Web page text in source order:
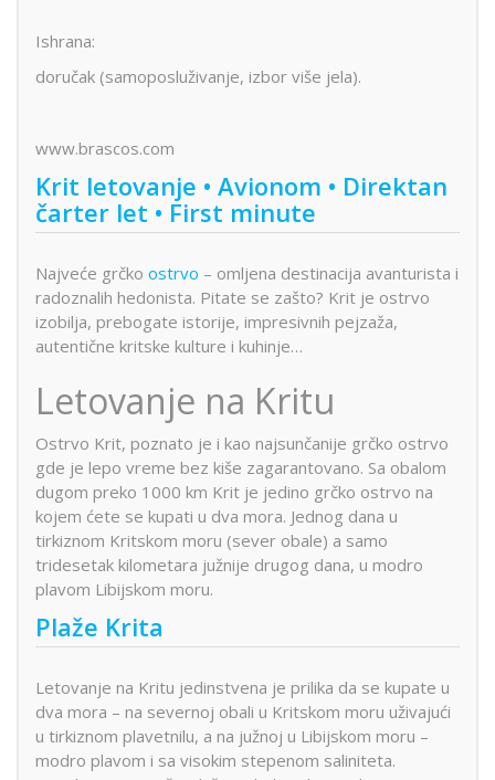
Ishrana:
doručak (samoposluživanje, izbor više jela).
www.brascos.com
Krit letovanje • Avionom • Direktan
čarter let • First minute
Najveće grčko ostrvo – omljena destinacija avanturista i
radoznalih hedonista. Pitate se zašto? Krit je ostrvo
izobilja, prebogate istorije, impresivnih pejzaža,
autentične kritske kulture i kuhinje…
Letovanje na Kritu
Ostrvo Krit, poznato je i kao najsunčanije grčko ostrvo
gde je lepo vreme bez kiše zagarantovano. Sa obalom
dugom preko 1000 km Krit je jedino grčko ostrvo na
kojem ćete se kupati u dva mora. Jednog dana u
tirkiznom Kritskom moru (sever obale) a samo
tridesetak kilometara južnije drugog dana, u modro
plavom Libijskom moru.
Plaže Krita
Letovanje na Kritu jedinstvena je prilika da se kupate u
dva mora – na severnoj obali u Kritskom moru uživajući
u tirkiznom plavetnilu, a na južnoj u Libijskom moru –
modro plavom i sa visokim stepenom saliniteta.